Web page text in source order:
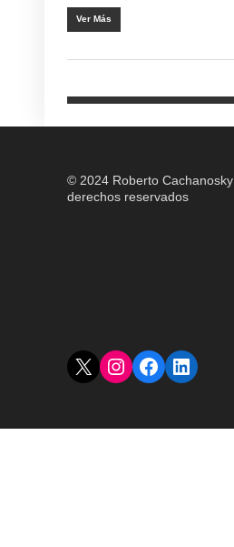
Ver Más
© 2024 Roberto
derechos reservados
X Instagram
Facebook